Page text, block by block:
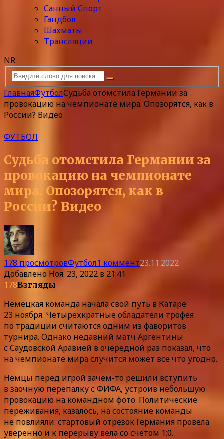
Санный Спорт
Гандбол
Шахматы
Трансляции
NR
ГлавнаяФутболСудьба отомстила Германии за
провокацию на чемпионате мира. Опозорятся, как в
России? Видео
ФУТБОЛ
Судьба отомстила Германии за
провокацию на чемпионате
мира. Опозорятся, как в
России? Видео
178 просмотровФутбол1 коммент23.11.2022
Добавлено Ноя. 23, 2022 в 21:41
178Взгляды
Немецкая команда начала свой путь в Катаре
23 ноября. Четырехкратные обладатели трофея
по традиции считаются одним из фаворитов
турнира. Однако недавний матч Аргентины
с Саудовской Аравией в очередной раз показал, что
на чемпионате мира случится может всё что угодно.
Немцы перед игрой зачем-то решили вступить
в заочную перепалку с ФИФА, устроив небольшую
провокацию на командном фото. Политические
переживания, казалось, на состояние команды
не повлияли: стартовый отрезок Германия провела
уверенно и к перерыву вела со счётом 1:0.